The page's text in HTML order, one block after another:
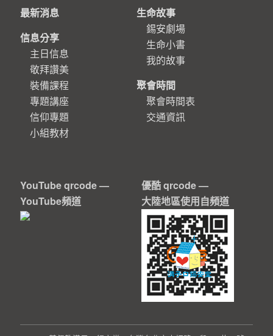
最新消息
信息分享
主日信息
敬拜讚美
裝備課程
專題講座
信仰專題
小組教材
生命故事
錫安劇場
生命小書
我的故事
聚會時間
聚會時間表
交通資訊
YouTube qrcode —
YouTube頻道
優酷 qrcode —
大陸地區使用自頻道